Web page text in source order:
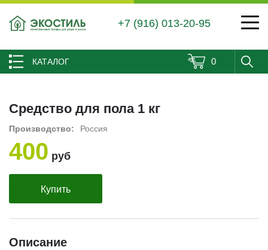
+7 (916) 013-20-95
КАТАЛОГ 0
Средство для пола 1 кг
Производство: Россия
400 руб
Купить
Описание